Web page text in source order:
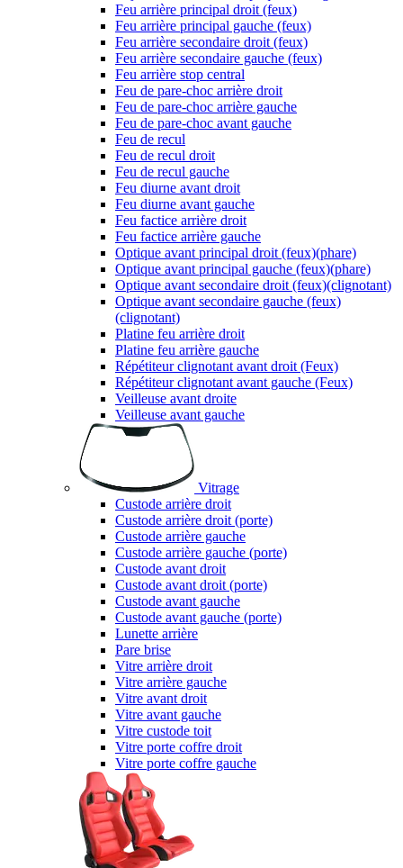
Feu arrière principal droit (feux)
Feu arrière principal gauche (feux)
Feu arrière secondaire droit (feux)
Feu arrière secondaire gauche (feux)
Feu arrière stop central
Feu de pare-choc arrière droit
Feu de pare-choc arrière gauche
Feu de pare-choc avant gauche
Feu de recul
Feu de recul droit
Feu de recul gauche
Feu diurne avant droit
Feu diurne avant gauche
Feu factice arrière droit
Feu factice arrière gauche
Optique avant principal droit (feux)(phare)
Optique avant principal gauche (feux)(phare)
Optique avant secondaire droit (feux)(clignotant)
Optique avant secondaire gauche (feux)
(clignotant)
Platine feu arrière droit
Platine feu arrière gauche
Répétiteur clignotant avant droit (Feux)
Répétiteur clignotant avant gauche (Feux)
Veilleuse avant droite
Veilleuse avant gauche
Vitrage
Custode arrière droit
Custode arrière droit (porte)
Custode arrière gauche
Custode arrière gauche (porte)
Custode avant droit
Custode avant droit (porte)
Custode avant gauche
Custode avant gauche (porte)
Lunette arrière
Pare brise
Vitre arrière droit
Vitre arrière gauche
Vitre avant droit
Vitre avant gauche
Vitre custode toit
Vitre porte coffre droit
Vitre porte coffre gauche